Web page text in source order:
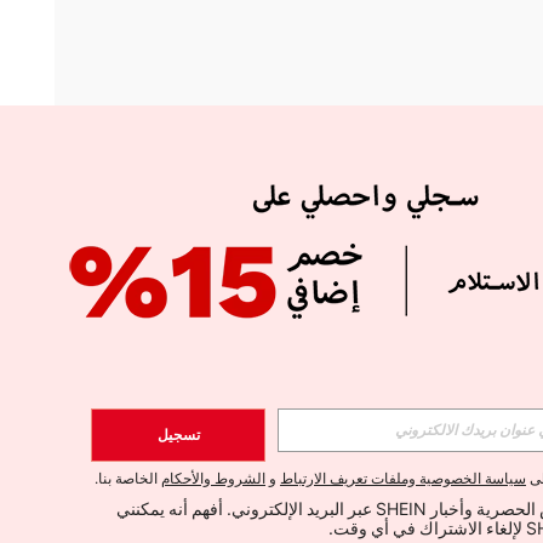
الإشتراك
اشتراك
تسجيل
سياسة الخصوصية وملفات تعريف الارتباط و الشروط والأحكام الخاصة بنا.
أود تلقي العروض الحصرية وأخبار SHEIN عبر البريد الإلكتروني. أفهم أنه يمكنني